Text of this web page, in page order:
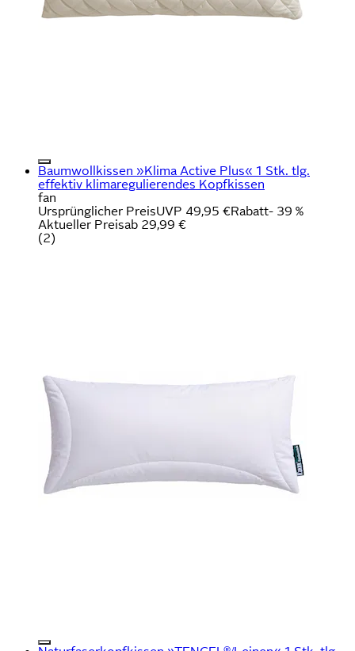
Baumwollkissen »Klima Active Plus« 1 Stk. tlg.
effektiv klimaregulierendes Kopfkissen
fan
Ursprünglicher PreisUVP 49,95 €Rabatt- 39 %
Aktueller Preisab 29,99 €
(2)